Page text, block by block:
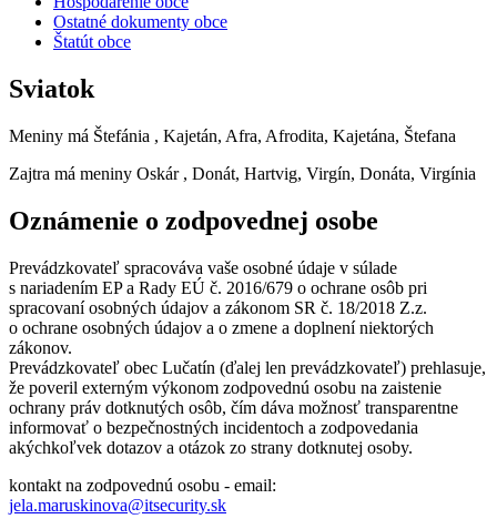
Ostatné dokumenty obce
Štatút obce
Sviatok
Meniny má Štefánia , Kajetán, Afra, Afrodita, Kajetána, Štefana
Zajtra má meniny Oskár , Donát, Hartvig, Virgín, Donáta, Virgínia
Oznámenie o zodpovednej osobe
Prevádzkovateľ spracováva vaše osobné údaje v súlade
s nariadením EP a Rady EÚ č. 2016/679 o ochrane osôb pri
spracovaní osobných údajov a zákonom SR č. 18/2018 Z.z.
o ochrane osobných údajov a o zmene a doplnení niektorých
zákonov.
Prevádzkovateľ obec Lučatín (ďalej len prevádzkovateľ) prehlasuje,
že poveril externým výkonom zodpovednú osobu na zaistenie
ochrany práv dotknutých osôb, čím dáva možnosť transparentne
informovať o bezpečnostných incidentoch a zodpovedania
akýchkoľvek dotazov a otázok zo strany dotknutej osoby.
kontakt na zodpovednú osobu - email:
jela.maruskinova@itsecurity.sk